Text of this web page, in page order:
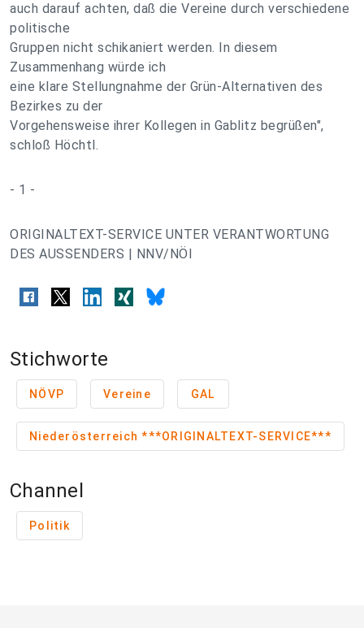
auch darauf achten, daß die Vereine durch verschiedene
politische
Gruppen nicht schikaniert werden. In diesem
Zusammenhang würde ich
eine klare Stellungnahme der Grün-Alternativen des
Bezirkes zu der
Vorgehensweise ihrer Kollegen in Gablitz begrüßen",
schloß Höchtl.
- 1 -
ORIGINALTEXT-SERVICE UNTER VERANTWORTUNG
DES AUSSENDERS | NNV/NÖI
Stichworte
NÖVP Vereine GAL
Niederösterreich ***ORIGINALTEXT-SERVICE***
Channel
Politik